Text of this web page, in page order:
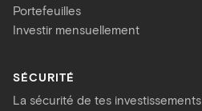
Portefeuilles
Investir mensuellement
SÉCURITÉ
La sécurité de tes investissements